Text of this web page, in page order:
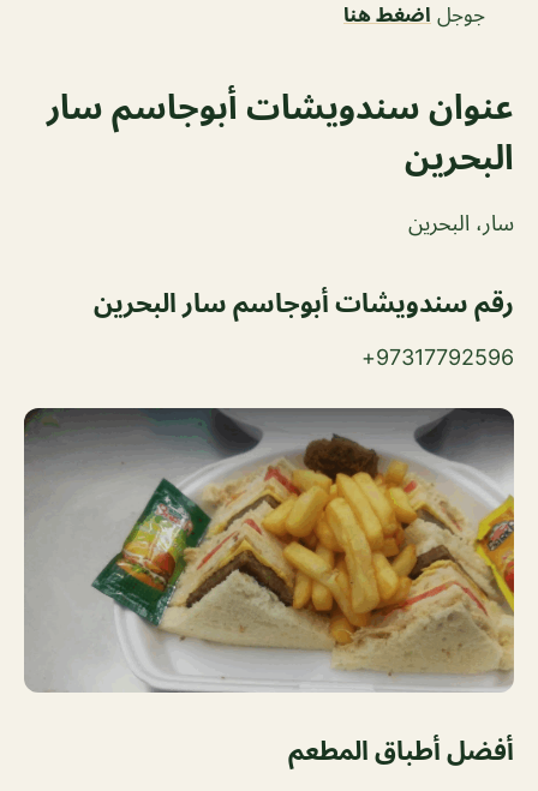
جوجل اضغط هنا
عنوان سندويشات أبوجاسم سار
البحرين
سار، البحرين
رقم سندويشات أبوجاسم سار البحرين
97317792596+
أفضل أطباق المطعم